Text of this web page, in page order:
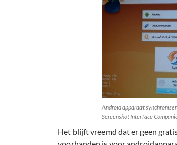
Android apparaat
Screenshot Interface
Het blijft vreemd dat er geen